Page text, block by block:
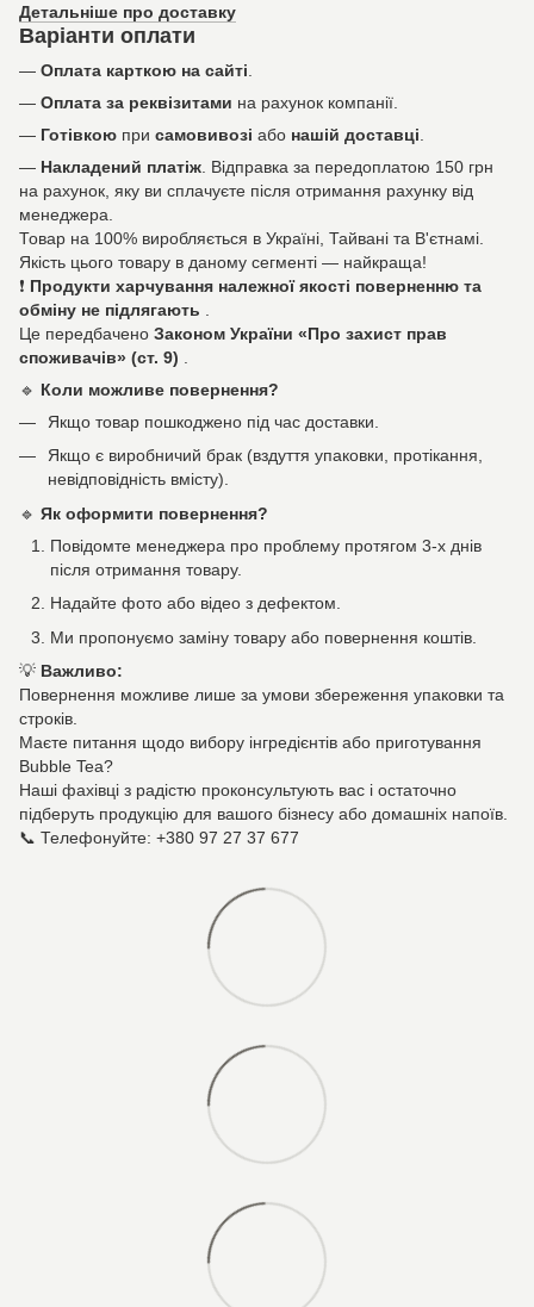
Детальніше про доставку
Варіанти оплати
— Оплата карткою на сайті
— Оплата за реквізитами на рахунок компанії.
— Готівкою при самовивозі або нашій доставці
— Накладений платіж . Відправка за передоплатою 150 грн
на рахунок, яку ви сплачуєте після отримання рахунку від
менеджера.
Товар на 100% виробляється в Україні, Тайвані та В'єтнамі.
Якість цього товару в даному сегменті — найкраща!
❗ Продукти харчування належної якості поверненню та
обміну не підлягають
Це передбачено Законом України «Про захист прав
споживачів» (ст. 9)
🔹 Коли можливе повернення?
Якщо товар пошкоджено під час доставки.
Якщо є виробничий брак (вздуття упаковки, протікання,
невідповідність вмісту).
🔹 Як оформити повернення?
Повідомте менеджера про проблему протягом 3-х днів
після отримання товару.
Надайте фото або відео з дефектом.
Ми пропонуємо заміну товару або повернення коштів.
💡 Важливо:
Повернення можливе лише за умови збереження упаковки та
строків.
Маєте питання щодо вибору інгредієнтів або приготування
Bubble Tea?
Наші фахівці з радістю проконсультують вас і остаточно
підберуть продукцію для вашого бізнесу або домашніх напоїв.
📞 Телефонуйте: +380 97 27 37 677